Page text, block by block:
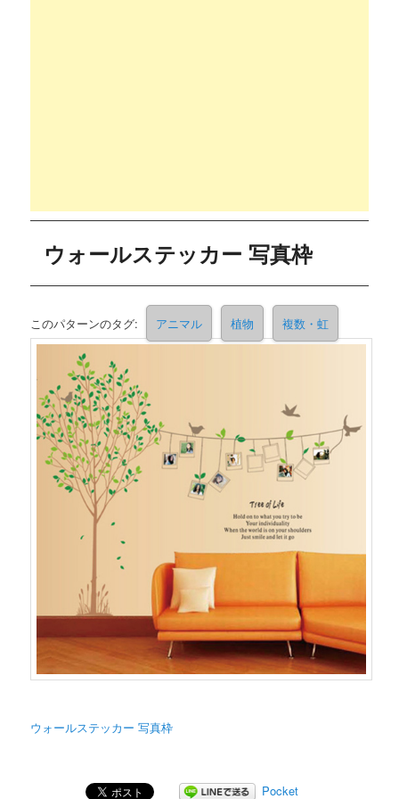
ウォールステッカー 写真枠
このパターンのタグ: アニマル 植物 複数・虹
ウォールステッカー 写真枠
Pocket